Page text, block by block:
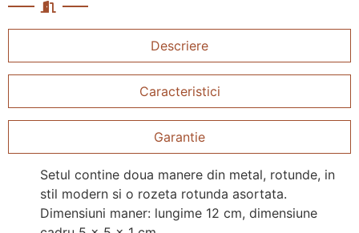
Descriere
Caracteristici
Garantie
Setul contine doua manere din metal, rotunde, in
stil modern si o rozeta rotunda asortata.
Dimensiuni maner: lungime 12 cm, dimensiune